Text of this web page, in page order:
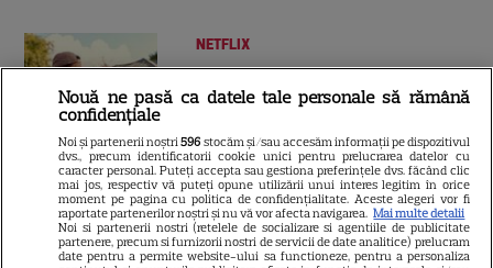
16
NETFLIX
Robert De Niro, „Nosferatu” și
noile sezoane din „Outer
Banks” și „Un veac de
singurătate”
VEDETE STRĂINE
Nouă ne pasă ca datele tale personale să rămână
confidențiale
Noi și partenerii noștri596 stocăm și/sau accesăm informații pe dispozitivul
dvs., precum identificatorii cookie unici pentru prelucrarea datelor cu
caracter personal. Puteți accepta sau gestiona preferințele dvs. făcând clic
mai jos, respectiv vă puteți opune utilizării unui interes legitim în orice
moment pe pagina cu politica de confidențialitate. Aceste alegeri vor fi
raportate partenerilor noștri și nu vă vor afecta navigarea. Mai multe detalii
Noi si partenerii nostri (retelele de socializare si agentiile de publicitate
partenere, precum si furnizorii nostri de servicii de date analitice) prelucram
date pentru a permite website-ului sa functioneze, pentru a personaliza